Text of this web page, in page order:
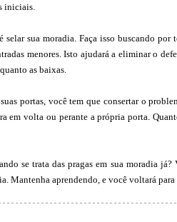
iniciais.
sua moradia. Faça isso buscando por
menores. Isto ajudará a eliminar o
as baixas.
portas, você tem que consertar o
em volta ou perante a própria porta.
se trata das pragas em sua moradia
Mantenha aprendendo, e você voltará